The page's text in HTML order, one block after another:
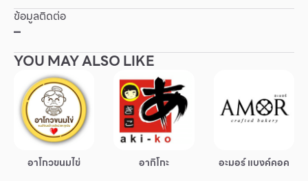
Service
Superstores
สมาชิก F-MEMBER
กิจกรรมและโปรโมชั่น
ข้อมูลติดต่อ
–
YOU MAY ALSO LIKE
อาโกวขนมไข่ อากิโกะ อะมอร์ แบงค์คอค